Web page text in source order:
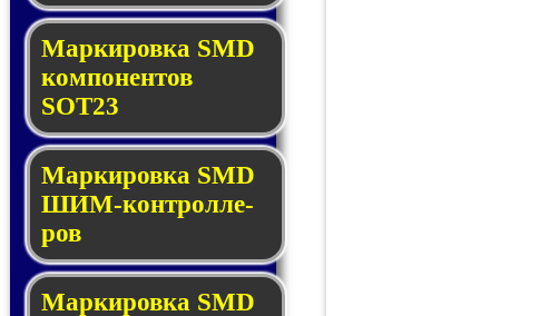
Маркировка SMD
ком­по­нен­тов
SOT23
Маркировка SMD
ШИМ-кон­трол­ле­
ров
Маркировка SMD